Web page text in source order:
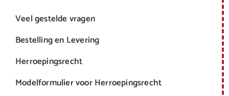
Veel gestelde vragen
Bestelling en Levering
Herroepingsrecht
Modelformulier voor Herroepingsrecht